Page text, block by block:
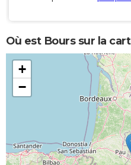
Où est Bours sur la
+
−